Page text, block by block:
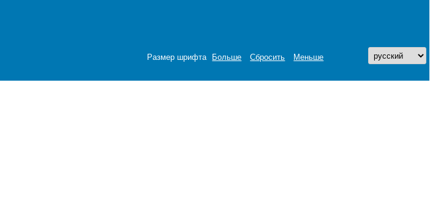
Размер шрифта Больше Сбросить Меньше